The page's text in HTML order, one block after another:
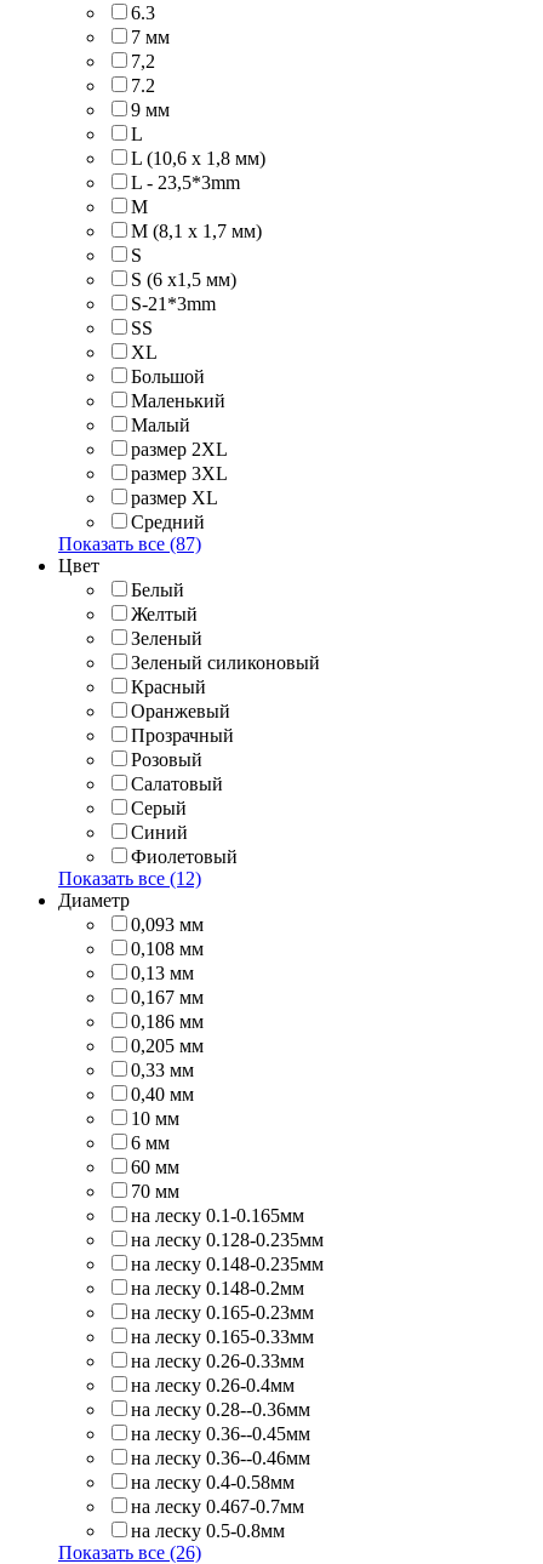
6.3
7 мм
7,2
7.2
9 мм
L
L (10,6 х 1,8 мм)
L - 23,5*3mm
M
M (8,1 х 1,7 мм)
S
S (6 х1,5 мм)
S-21*3mm
SS
XL
Большой
Маленький
Малый
размер 2XL
размер 3XL
размер XL
Средний
Показать все (87)
Цвет
Белый
Желтый
Зеленый
Зеленый силиконовый
Красный
Оранжевый
Прозрачный
Розовый
Салатовый
Серый
Синий
Фиолетовый
Показать все (12)
Диаметр
0,093 мм
0,108 мм
0,13 мм
0,167 мм
0,186 мм
0,205 мм
0,33 мм
0,40 мм
10 мм
6 мм
60 мм
70 мм
на леску 0.1-0.165мм
на леску 0.128-0.235мм
на леску 0.148-0.235мм
на леску 0.148-0.2мм
на леску 0.165-0.23мм
на леску 0.165-0.33мм
на леску 0.26-0.33мм
на леску 0.26-0.4мм
на леску 0.28--0.36мм
на леску 0.36--0.45мм
на леску 0.36--0.46мм
на леску 0.4-0.58мм
на леску 0.467-0.7мм
на леску 0.5-0.8мм
Показать все (26)